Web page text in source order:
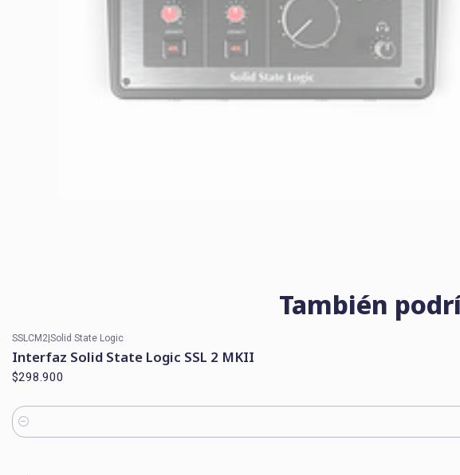
También
SSLCM2 Solid State Logic
Interfaz Solid State Logic SSL 2 MKII
$298.900
Cantidad